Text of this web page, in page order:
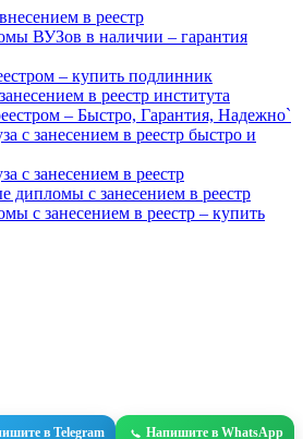
в реестр
ВУЗов в наличии – гарантия
– купить подлинник
в реестр института
– Быстро, Гарантия, Надежно`
с занесением в реестр быстро и
с занесением в реестр
дипломы с занесением в реестр
с занесением в реестр – купить
в Telegram Напишите в WhatsApp